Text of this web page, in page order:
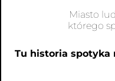
Miasto
którego
Tu historia spotyka